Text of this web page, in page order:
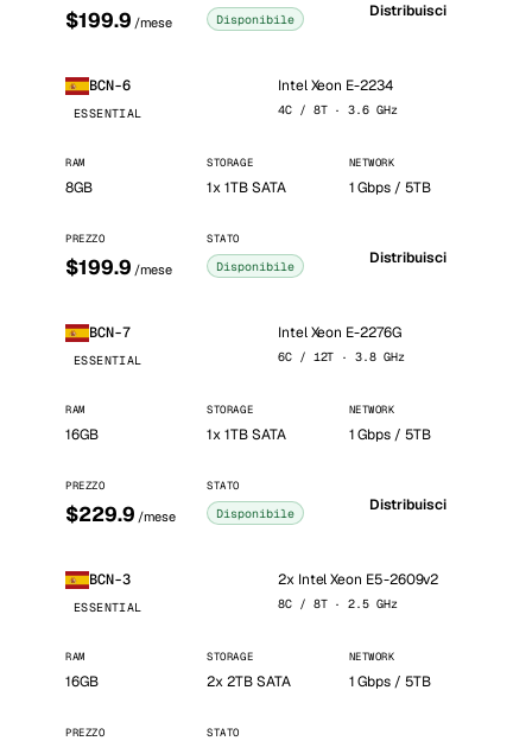
$199.9 /mese Disponibile Distribuisci
BCN-6
ESSENTIAL
Intel Xeon E-2234
4C / 8T · 3.6 GHz
RAM
8GB
STORAGE
1x 1TB SATA
NETWORK
1 Gbps / 5TB
PREZZO
$199.9 /mese
STATO
Disponibile Distribuisci
BCN-7
ESSENTIAL
Intel Xeon E-2276G
6C / 12T · 3.8 GHz
RAM
16GB
STORAGE
1x 1TB SATA
NETWORK
1 Gbps / 5TB
PREZZO
$229.9 /mese
STATO
Disponibile Distribuisci
BCN-3
ESSENTIAL
2x Intel Xeon E5-2609v2
8C / 8T · 2.5 GHz
RAM
16GB
STORAGE
2x 2TB SATA
NETWORK
1 Gbps / 5TB
PREZZO STATO